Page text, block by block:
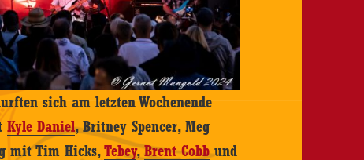
sich am letzten Wochenende
Kyle Daniel, Britney Spencer, Meg
mit Tim Hicks,Tebey,Brent Cobbund